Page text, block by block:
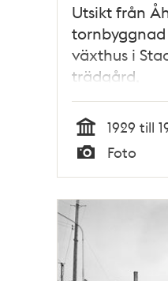
Utsikt från
tornbyggnad
växthus i
trädgård,
General
Tid
1929 till
Typ
Foto